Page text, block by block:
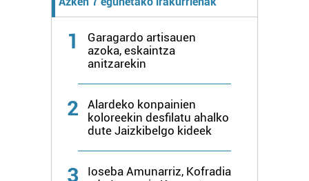
1
Garagardo artisauen
azoka, eskaintza
anitzarekin
2
Alardeko konpainien
koloreekin desfilatu ahalko
dute Jaizkibelgo kideek
3
Ioseba Amunarriz, Kofradia